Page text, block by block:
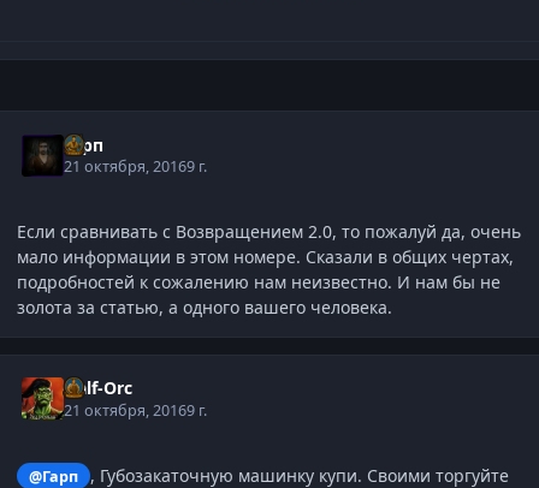
Гарп
21 октября, 20169 г.
Если сравнивать с Возвращением 2.0, то пожалуй да, очень
мало информации в этом номере. Сказали в общих чертах,
подробностей к сожалению нам неизвестно. И нам бы не
золота за статью, а одного вашего человека.
Half-Orc
21 октября, 20169 г.
@Гарп
, Губозакаточную машинку купи. Своими торгуйте